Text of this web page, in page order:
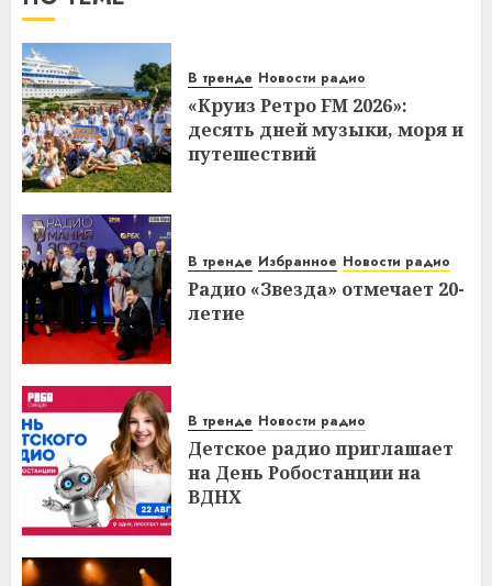
В тренде Новости радио
«Круиз Ретро FM 2026»:
десять дней музыки, моря и
путешествий
В тренде Избранное Новости радио
Радио «Звезда» отмечает 20-
летие
В тренде Новости радио
Детское радио приглашает
на День Робостанции на
ВДНХ